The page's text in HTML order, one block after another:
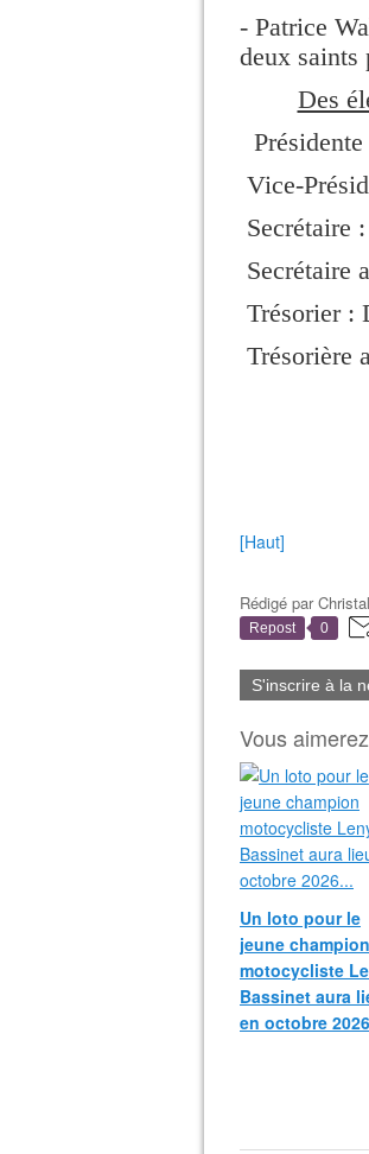
- Patrice
deux
Des
Vice-
Secrétaire
Secrétaire
Trésorier :
Trésorière
[Haut]
Rédigé par
Repost 0
S'inscrire à la
Vous
Un loto pour le
jeune champion
motocycliste
Bassinet aura
en octobre